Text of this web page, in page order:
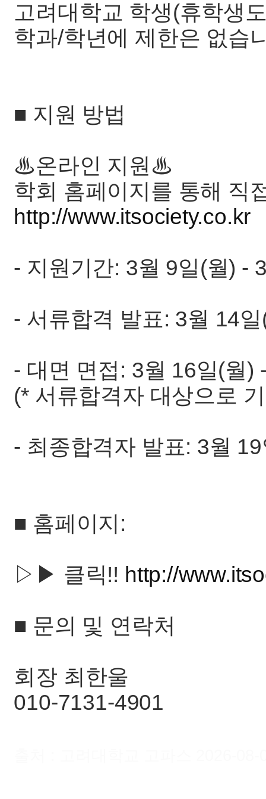
고려대학교 학생(휴학생
학과/학년에 제한은 없습
■ 지원 방법
♨온라인 지원♨
학회 홈페이지를 통해 직
http://www.itsociety.co.kr
- 지원기간: 3월 9일(월) -
- 서류합격 발표: 3월 14
- 대면 면접: 3월 16일(월)
(* 서류합격자 대상으로
- 최종합격자 발표: 3월
■ 홈페이지:
▷▶ 클릭!! http://
■ 문의 및 연락처
회장 최한울
010-7131-4901